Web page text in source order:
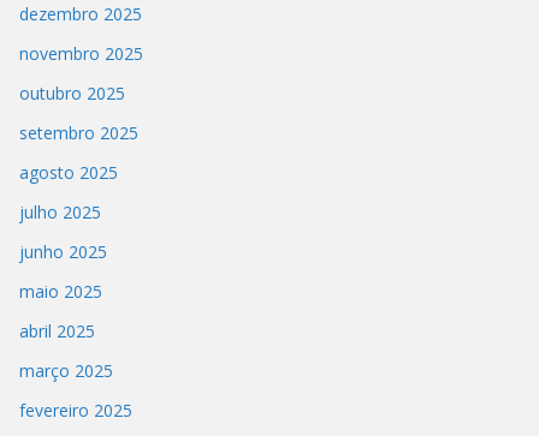
dezembro 2025
novembro 2025
outubro 2025
setembro 2025
agosto 2025
julho 2025
junho 2025
maio 2025
abril 2025
março 2025
fevereiro 2025